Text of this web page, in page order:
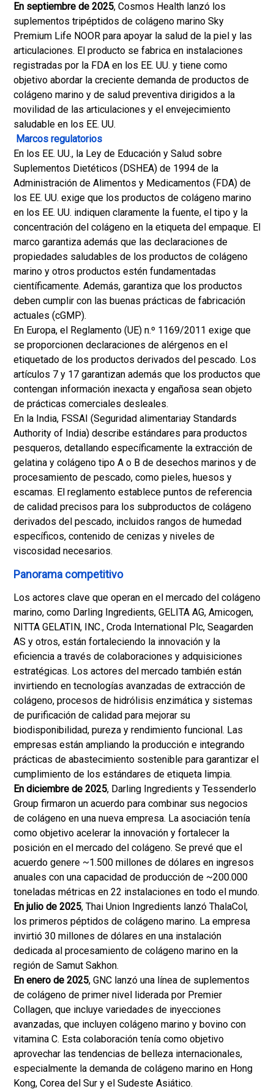
En septiembre de 2025, Cosmos Health lanzó los
suplementos tripéptidos de colágeno marino Sky
Premium Life NOOR para apoyar la salud de la piel y las
articulaciones. El producto se fabrica en instalaciones
registradas por la FDA en los EE. UU. y tiene como
objetivo abordar la creciente demanda de productos de
colágeno marino y de salud preventiva dirigidos a la
movilidad de las articulaciones y el envejecimiento
saludable en los EE. UU.
Marcos regulatorios
En los EE. UU., la Ley de Educación y Salud sobre
Suplementos Dietéticos (DSHEA) de 1994 de la
Administración de Alimentos y Medicamentos (FDA) de
los EE. UU. exige que los productos de colágeno marino
en los EE. UU. indiquen claramente la fuente, el tipo y la
concentración del colágeno en la etiqueta del empaque. El
marco garantiza además que las declaraciones de
propiedades saludables de los productos de colágeno
marino y otros productos estén fundamentadas
científicamente. Además, garantiza que los productos
deben cumplir con las buenas prácticas de fabricación
actuales (cGMP).
En Europa, el Reglamento (UE) n.º 1169/2011 exige que
se proporcionen declaraciones de alérgenos en el
etiquetado de los productos derivados del pescado. Los
artículos 7 y 17 garantizan además que los productos que
contengan información inexacta y engañosa sean objeto
de prácticas comerciales desleales.
En la India, FSSAI (Seguridad alimentariay Standards
Authority of India) describe estándares para productos
pesqueros, detallando específicamente la extracción de
gelatina y colágeno tipo A o B de desechos marinos y de
procesamiento de pescado, como pieles, huesos y
escamas. El reglamento establece puntos de referencia
de calidad precisos para los subproductos de colágeno
derivados del pescado, incluidos rangos de humedad
específicos, contenido de cenizas y niveles de
viscosidad necesarios.
Panorama competitivo
Los actores clave que operan en el mercado del colágeno
marino, como Darling Ingredients, GELITA AG, Amicogen,
NITTA GELATIN, INC., Croda International Plc, Seagarden
AS y otros, están fortaleciendo la innovación y la
eficiencia a través de colaboraciones y adquisiciones
estratégicas. Los actores del mercado también están
invirtiendo en tecnologías avanzadas de extracción de
colágeno, procesos de hidrólisis enzimática y sistemas
de purificación de calidad para mejorar su
biodisponibilidad, pureza y rendimiento funcional. Las
empresas están ampliando la producción e integrando
prácticas de abastecimiento sostenible para garantizar el
cumplimiento de los estándares de etiqueta limpia.
En diciembre de 2025, Darling Ingredients y Tessenderlo
Group firmaron un acuerdo para combinar sus negocios
de colágeno en una nueva empresa. La asociación tenía
como objetivo acelerar la innovación y fortalecer la
posición en el mercado del colágeno. Se prevé que el
acuerdo genere ~1.500 millones de dólares en ingresos
anuales con una capacidad de producción de ~200.000
toneladas métricas en 22 instalaciones en todo el mundo.
En julio de 2025, Thai Union Ingredients lanzó ThalaCol,
los primeros péptidos de colágeno marino. La empresa
invirtió 30 millones de dólares en una instalación
dedicada al procesamiento de colágeno marino en la
región de Samut Sakhon.
En enero de 2025, GNC lanzó una línea de suplementos
de colágeno de primer nivel liderada por Premier
Collagen, que incluye variedades de inyecciones
avanzadas, que incluyen colágeno marino y bovino con
vitamina C. Esta colaboración tenía como objetivo
aprovechar las tendencias de belleza internacionales,
especialmente la demanda de colágeno marino en Hong
Kong, Corea del Sur y el Sudeste Asiático.